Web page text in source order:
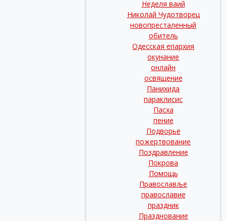
Неделя ваий
Николай Чудотворец
новопресталенный
обитель
Одесская епархия
окунание
онлайн
освящение
Панихида
параклисис
Пасха
пение
Подворье
пожертвование
Поздравление
Покрова
Помощь
Православље
православие
праздник
Празднование